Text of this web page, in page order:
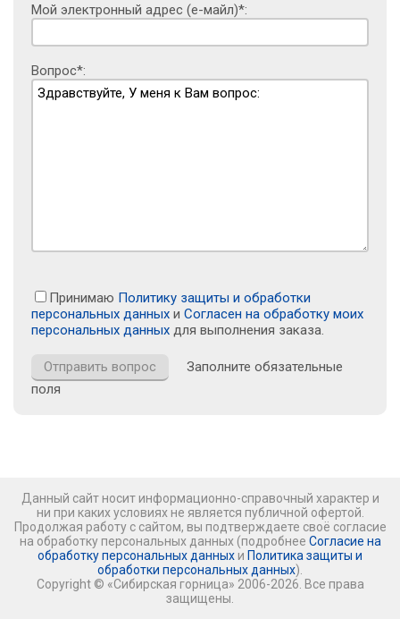
Мой электронный адрес (е-майл)*:
Вопрос*:
Принимаю Политику защиты и обработки
персональных данных и Согласен на обработку моих
персональных данных для выполнения заказа.
Заполните обязательные
поля
Данный сайт носит информационно-справочный характер и
ни при каких условиях не является публичной офертой.
Продолжая работу с сайтом, вы подтверждаете своё согласие
на обработку персональных данных (подробнее Согласие на
обработку персональных данных и Политика защиты и
обработки персональных данных).
Copyright © «Сибирская горница» 2006-2026. Все права
защищены.